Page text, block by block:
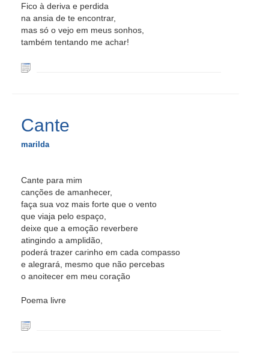
Fico à deriva e perdida
na ansia de te encontrar,
mas só o vejo em meus sonhos,
também tentando me achar!
Cante
marilda
Cante para mim
canções de amanhecer,
faça sua voz mais forte que o vento
que viaja pelo espaço,
deixe que a emoção reverbere
atingindo a amplidão,
poderá trazer carinho em cada compasso
e alegrará, mesmo que não percebas
o anoitecer em meu coração
Poema livre